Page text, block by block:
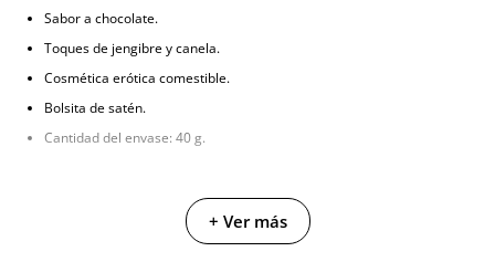
Sabor a chocolate.
Toques de jengibre y canela.
Cosmética erótica comestible.
Bolsita de satén.
Cantidad del envase: 40 g.
+ Ver más